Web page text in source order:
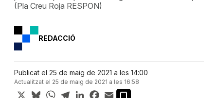
(Pla Creu Roja RESPON)
REDACCIÓ
Publicat el 25 de maig de 2021 a les 14:00
Actualitzat el 25 de maig de 2021 a les 16:58
X BlueskyWhatsApp
TelegramLinkedInFacebook
Email